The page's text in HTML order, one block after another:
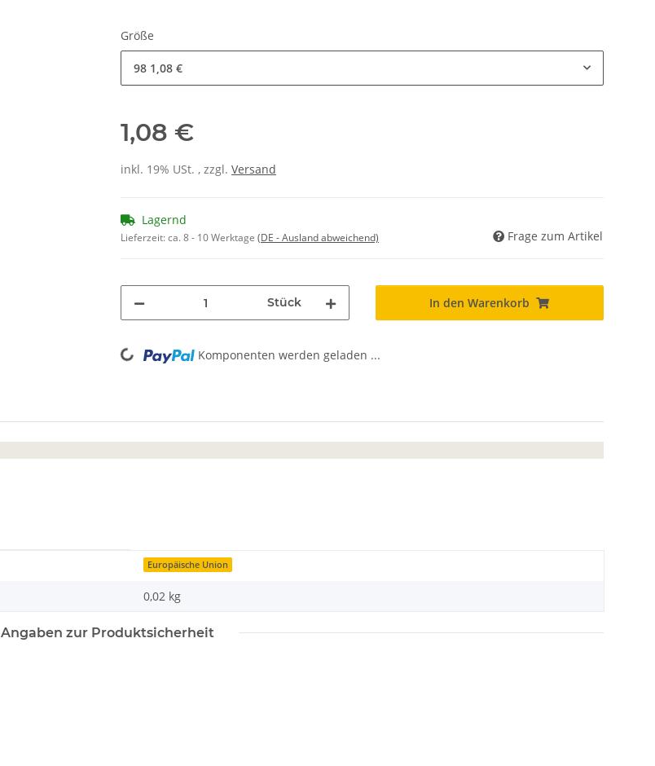
Größe
98 1,08 €
1,08 €
inkl. 19% USt. , zzgl. Versand
Lagernd
Lieferzeit:ca. 8 - 10 Werktage (DE - Ausland abweichend) Frage zum Artikel
Stück In den Warenkorb
Loading... Komponenten werden geladen ...
Europäische Union
0,02 kg
Angaben zur Produktsicherheit